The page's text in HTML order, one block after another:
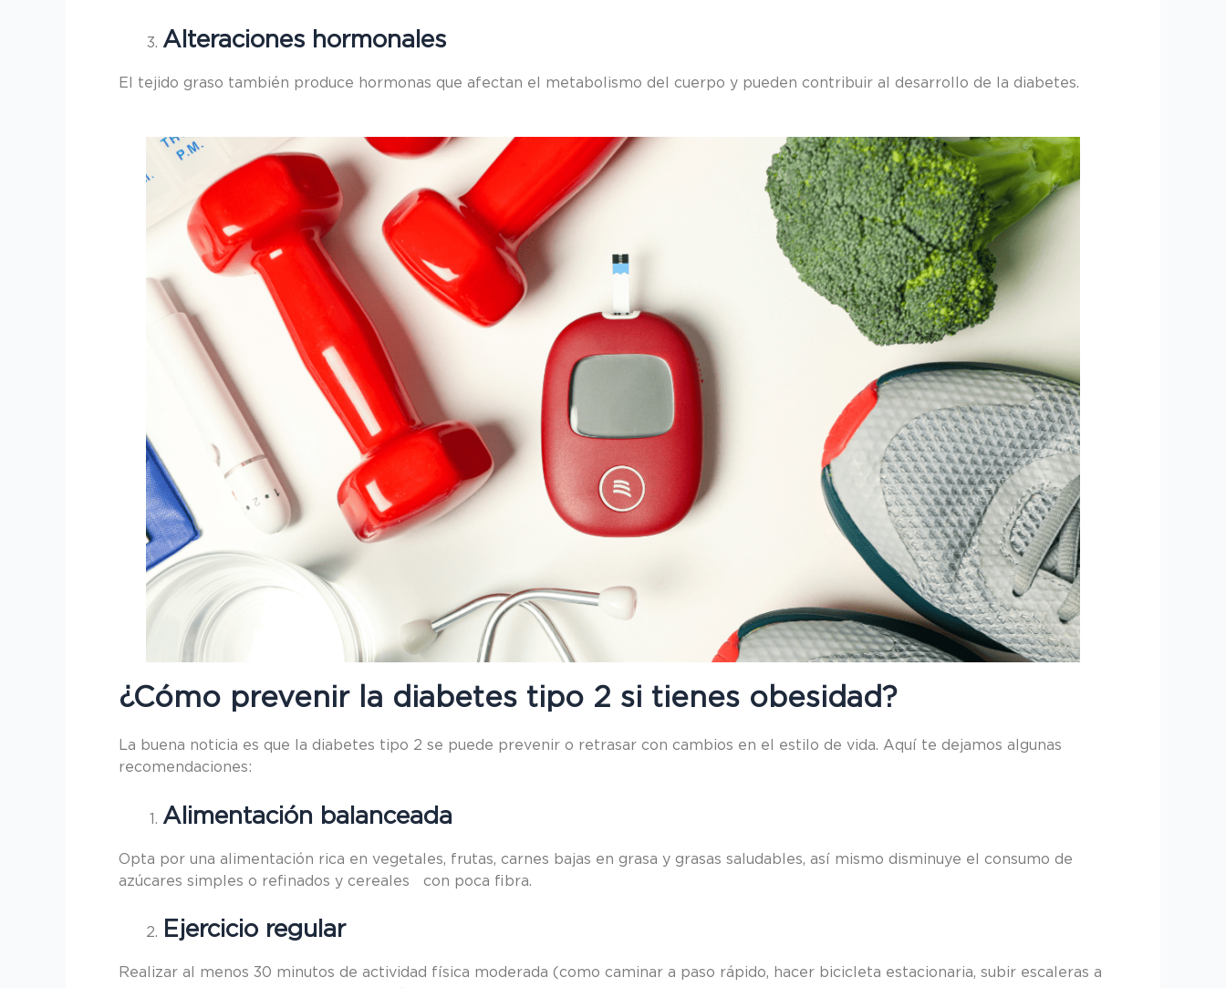
Alteraciones hormonales
El tejido graso también produce hormonas que afectan el metabolismo del cuerpo y pueden contribuir al desarrollo de la diabetes.
¿Cómo prevenir la diabetes tipo 2 si tienes obesidad?
La buena noticia es que la diabetes tipo 2 se puede prevenir o retrasar con cambios en el estilo de vida. Aquí te dejamos algunas
recomendaciones:
Alimentación balanceada
Opta por una alimentación rica en vegetales, frutas, carnes bajas en grasa y grasas saludables, así mismo disminuye el consumo de
azúcares simples o refinados y cereales con poca fibra.
Ejercicio regular
Realizar al menos 30 minutos de actividad física moderada (como caminar a paso rápido, hacer bicicleta estacionaria, subir escaleras a